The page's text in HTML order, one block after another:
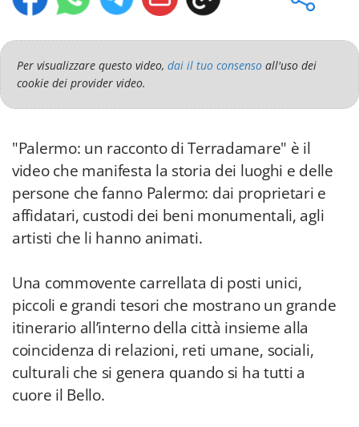
Per visualizzare questo video, dai il tuo consenso all'uso dei
cookie dei provider video.
"Palermo: un racconto di Terradamare" è il
video che manifesta la storia dei luoghi e delle
persone che fanno Palermo: dai proprietari e
affidatari, custodi dei beni monumentali, agli
artisti che li hanno animati.
Una commovente carrellata di posti unici,
piccoli e grandi tesori che mostrano un grande
itinerario all’interno della città insieme alla
coincidenza di relazioni, reti umane, sociali,
culturali che si genera quando si ha tutti a
cuore il Bello.